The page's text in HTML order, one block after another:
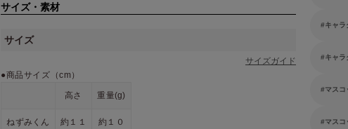
サイズ・素材
サイズ
サイズガイド
●商品サイズ（cm）
高さ 重量(g)
ねずみくん 約１１ 約１０
キャラ
キャラ
マスコ
マスコ